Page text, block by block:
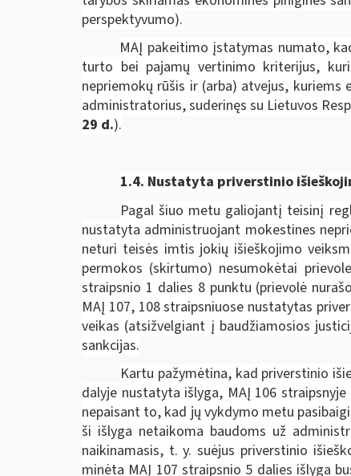
perspektyvumo).
MAĮ pakeitimo įstatymas numato,
turto bei pajamų vertinimo kriterijus,
nepriemokų rūšis ir (arba) atvejus,
administratorius, suderinęs su Lietuvos
29 d.).
1.4. Nustatyta priverstinio
Pagal šiuo metu galiojantį teisinį
nustatyta administruojant mokestines
neturi teisės imtis jokių išieškojimo
permokos (skirtumo) nesumokėtai
straipsnio 1 dalies 8 punktu (prievolė
MAĮ 107, 108 straipsniuose nustatytas
veikas (atsižvelgiant į baudžiamosios
sankcijas.
Kartu pažymėtina, kad priverstinio
dalyje nustatyta išlyga, MAĮ 106
nepaisant to, kad jų vykdymo metu
ši išlyga netaikoma baudoms už
naikinamasis, t. y. suėjus priverstinio
minėta MAĮ 107 straipsnio 5 dalies išlyga